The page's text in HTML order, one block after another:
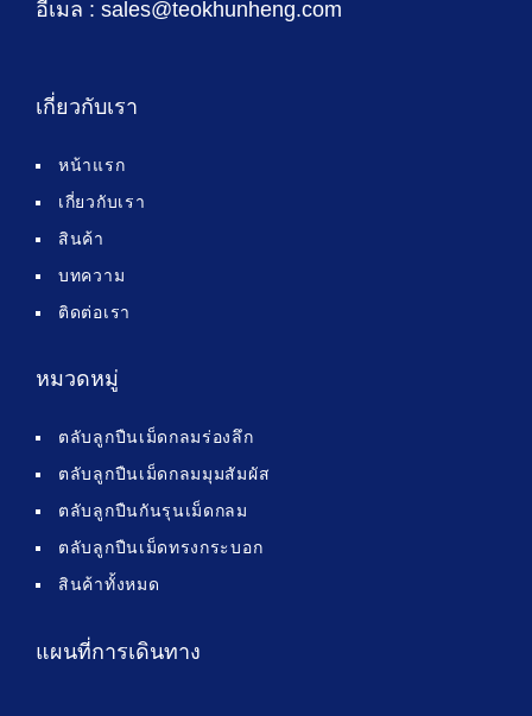
อีเมล : sales@teokhunheng.com
เกี่ยวกับเรา
หน้าแรก
เกี่ยวกับเรา
สินค้า
บทความ
ติดต่อเรา
หมวดหมู่
ตลับลูกปืนเม็ดกลมร่องลึก
ตลับลูกปืนเม็ดกลมมุมสัมผัส
ตลับลูกปืนกันรุนเม็ดกลม
ตลับลูกปืนเม็ดทรงกระบอก
สินค้าทั้งหมด
แผนที่การเดินทาง